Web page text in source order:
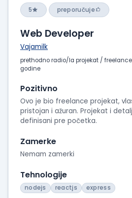
intervjua
5 preporučuje
Web Developer
Vajamilk
prethodno radio/la projekat /
godine
Pozitivno
Ovo je bio freelance projekat,
pristojan i ažuran. Projekat i
definisani pre početka.
Zamerke
Nemam zamerki
Tehnologije
nodejs reactjs express